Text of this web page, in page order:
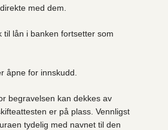
med dem.
til lån i banken fortsetter som
åpne for innskudd.
begravelsen kan dekkes av
er på plass. Vennligst
tydelig med navnet til den